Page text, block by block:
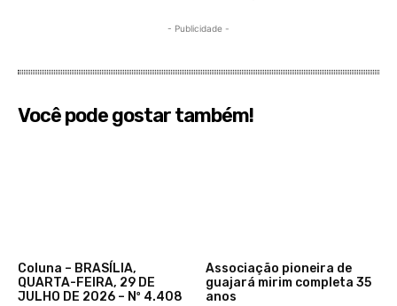
- Publicidade -
Você pode gostar também!
Coluna – BRASÍLIA,
QUARTA-FEIRA, 29 DE
JULHO DE 2026 – Nº 4.408
Associação pioneira de
guajará mirim completa 35
anos